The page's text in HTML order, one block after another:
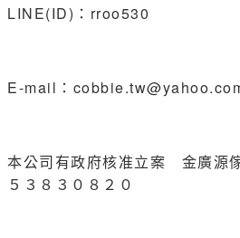
LINE(ID)：rroo530
E-mail：
本公司有政府核准立案 金廣源
５３８３０８２０